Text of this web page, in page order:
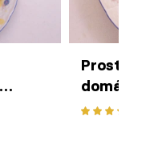
Prostřeno:
domácími